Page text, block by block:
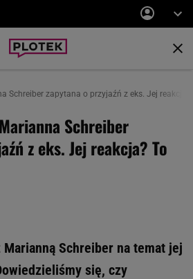
Schreiber zapytana o przyjaźń z eks. Jej
Marianna Schreiber
z eks. Jej reakcja? To
Schreiber na temat jej
się, czy